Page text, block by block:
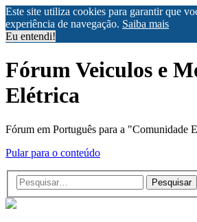
Este site utiliza cookies para garantir que
experiência de navegação. Saiba mais
Eu entendi!
Fórum Veiculos e
Elétrica
Fórum em Português para a "Comunidade
Pular para o conteúdo
Pesquisar